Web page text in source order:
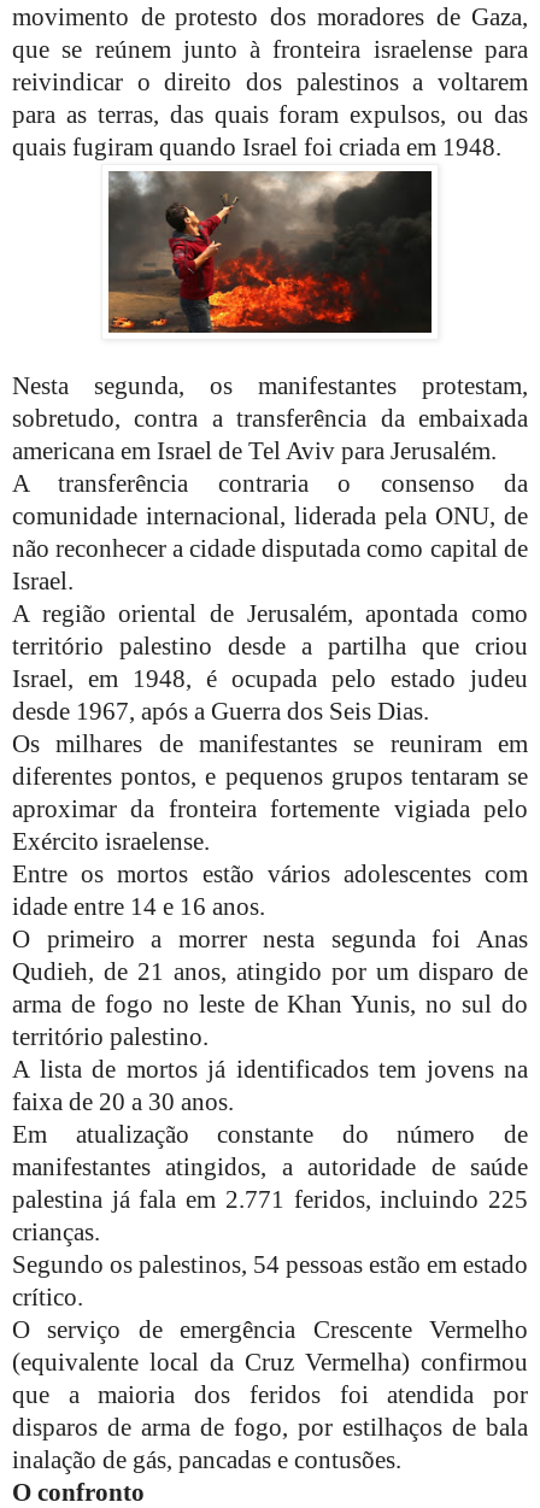
movimento de protesto dos moradores de Gaza,
que se reúnem junto à fronteira israelense para
reivindicar o direito dos palestinos a voltarem
para as terras, das quais foram expulsos, ou das
quais fugiram quando Israel foi criada em 1948.
Nesta segunda, os manifestantes protestam,
sobretudo, contra a transferência da embaixada
americana em Israel de Tel Aviv para Jerusalém.
A transferência contraria o consenso da
comunidade internacional, liderada pela ONU, de
não reconhecer a cidade disputada como capital de
Israel.
A região oriental de Jerusalém, apontada como
território palestino desde a partilha que criou
Israel, em 1948, é ocupada pelo estado judeu
desde 1967, após a Guerra dos Seis Dias.
Os milhares de manifestantes se reuniram em
diferentes pontos, e pequenos grupos tentaram se
aproximar da fronteira fortemente vigiada pelo
Exército israelense.
Entre os mortos estão vários adolescentes com
idade entre 14 e 16 anos.
O primeiro a morrer nesta segunda foi Anas
Qudieh, de 21 anos, atingido por um disparo de
arma de fogo no leste de Khan Yunis, no sul do
território palestino.
A lista de mortos já identificados tem jovens na
faixa de 20 a 30 anos.
Em atualização constante do número de
manifestantes atingidos, a autoridade de saúde
palestina já fala em 2.771 feridos, incluindo 225
crianças.
Segundo os palestinos, 54 pessoas estão em estado
crítico.
O serviço de emergência Crescente Vermelho
(equivalente local da Cruz Vermelha) confirmou
que a maioria dos feridos foi atendida por
disparos de arma de fogo, por estilhaços de bala
inalação de gás, pancadas e contusões.
O confronto